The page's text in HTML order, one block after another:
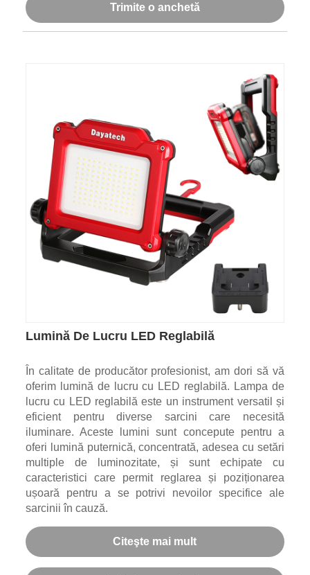
Trimite o anchetă
Lumină De Lucru LED Reglabilă
În calitate de producător profesionist, am dori să vă
oferim lumină de lucru cu LED reglabilă. Lampa de
lucru cu LED reglabilă este un instrument versatil și
eficient pentru diverse sarcini care necesită
iluminare. Aceste lumini sunt concepute pentru a
oferi lumină puternică, concentrată, adesea cu setări
multiple de luminozitate, și sunt echipate cu
caracteristici care permit reglarea și poziționarea
ușoară pentru a se potrivi nevoilor specifice ale
sarcinii în cauză.
Citeşte mai mult